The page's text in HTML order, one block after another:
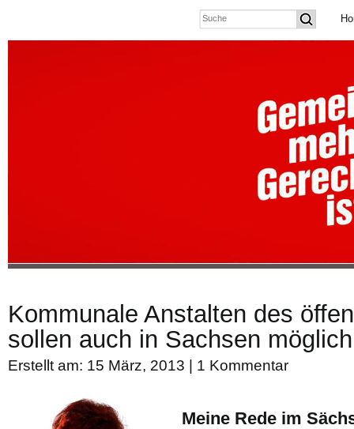
Kommunale Anstalten des
sollen auch in Sachsen
Erstellt am: 15 März, 2013 | 1 Kommentar
Meine Rede im